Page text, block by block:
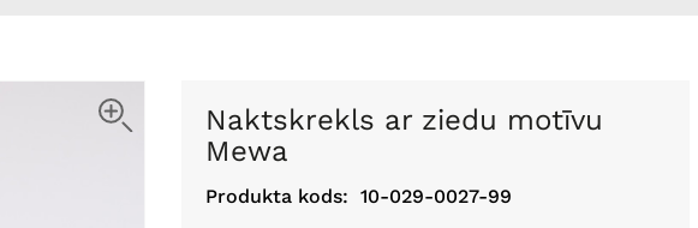
Naktskrekls ar ziedu motīvu
Mewa
Produkta kods: 10-029-0027-99